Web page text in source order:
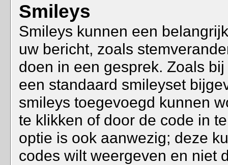
Smileys
Smileys kunnen een
uw bericht, zoals
doen in een gesprek. Zoals
een standaard smileyset
smileys toegevoegd kunnen
te klikken of door de code in
optie is ook aanwezig; deze
codes wilt weergeven en niet